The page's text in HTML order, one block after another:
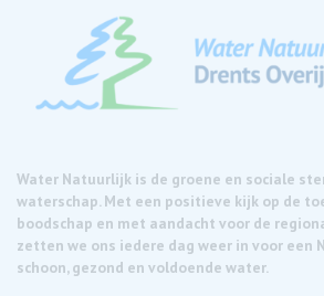
Water Natuurlijk is de groene en sociale
waterschap. Met een positieve kijk op de
boodschap en met aandacht voor de
zetten we ons iedere dag weer in voor een
schoon, gezond en voldoende water.